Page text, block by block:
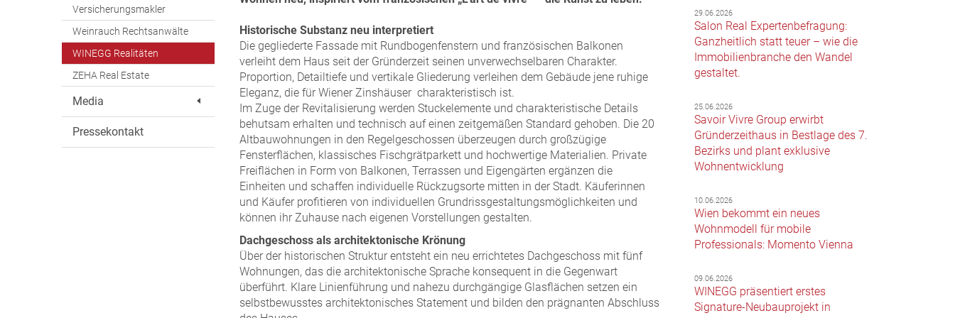
Versicherungsmakler
Weinrauch Rechtsanwälte
WINEGG Realitäten
ZEHA Real Estate
Media
Pressekontakt
Historische Substanz neu interpretiert
Die gegliederte Fassade mit Rundbogenfenstern und französischen Balkonen
verleiht dem Haus seit der Gründerzeit seinen unverwechselbaren Charakter.
Proportion, Detailtiefe und vertikale Gliederung verleihen dem Gebäude jene ruhige
Eleganz, die für Wiener Zinshäuser charakteristisch ist.
Im Zuge der Revitalisierung werden Stuckelemente und charakteristische Details
behutsam erhalten und technisch auf einen zeitgemäßen Standard gehoben. Die 20
Altbauwohnungen in den Regelgeschossen überzeugen durch großzügige
Fensterflächen, klassisches Fischgrätparkett und hochwertige Materialien. Private
Freiflächen in Form von Balkonen, Terrassen und Eigengärten ergänzen die
Einheiten und schaffen individuelle Rückzugsorte mitten in der Stadt. Käuferinnen
und Käufer profitieren von individuellen Grundrissgestaltungsmöglichkeiten und
können ihr Zuhause nach eigenen Vorstellungen gestalten.
Dachgeschoss als architektonische Krönung
Über der historischen Struktur entsteht ein neu errichtetes Dachgeschoss mit fünf
Wohnungen, das die architektonische Sprache konsequent in die Gegenwart
überführt. Klare Linienführung und nahezu durchgängige Glasflächen setzen ein
selbstbewusstes architektonisches Statement und bilden den prägnanten Abschluss
29.06.2026
Salon Real Expertenbefragung:
Ganzheitlich statt teuer – wie die
Immobilienbranche den Wandel
gestaltet.
25.06.2026
Savoir Vivre Group erwirbt
Gründerzeithaus in Bestlage des 7.
Bezirks und plant exklusive
Wohnentwicklung
10.06.2026
Wien bekommt ein neues
Wohnmodell für mobile
Professionals: Momento Vienna
09.06.2026
WINEGG präsentiert erstes
Signature-Neubauprojekt in